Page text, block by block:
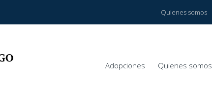
Quienes somos
Adopciones Quienes somos